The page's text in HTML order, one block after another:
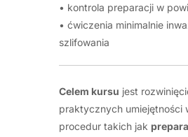
• kontrola preparacji w
• ćwiczenia minimalnie
szlifowania
Celem kursu jest
praktycznych umiejętności
procedur takich jak